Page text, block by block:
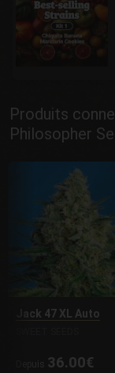
Produits
Philosopher
Jack 47 XL Auto
36.00€